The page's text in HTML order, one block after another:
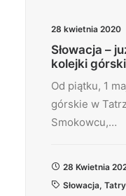
28 kwietnia 2020
Słowacja –
kolejki
Od piątku, 1
górskie w
Smokowcu,…
28 Kwietnia
Słowacja,